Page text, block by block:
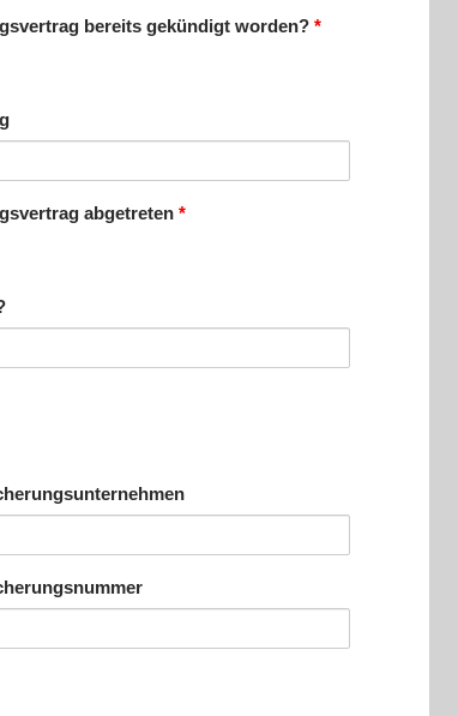
bereits gekündigt worden?*
abgetreten*